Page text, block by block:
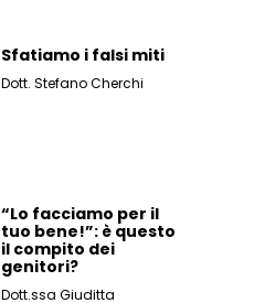
Sfatiamo i falsi miti
Dott. Stefano Cherchi
“Lo facciamo per il
tuo bene!”: è questo
il compito dei
genitori?
Dott.ssa Giuditta